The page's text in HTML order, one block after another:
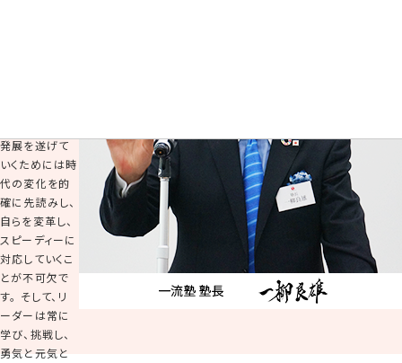
発展を遂げて
いくためには時
代の変化を的
確に先読みし、
自らを変革し、
スピーディーに
対応していくこ
とが不可欠で
す。 そして、リ
ーダーは常に
学び、挑戦し、
勇気と元気と